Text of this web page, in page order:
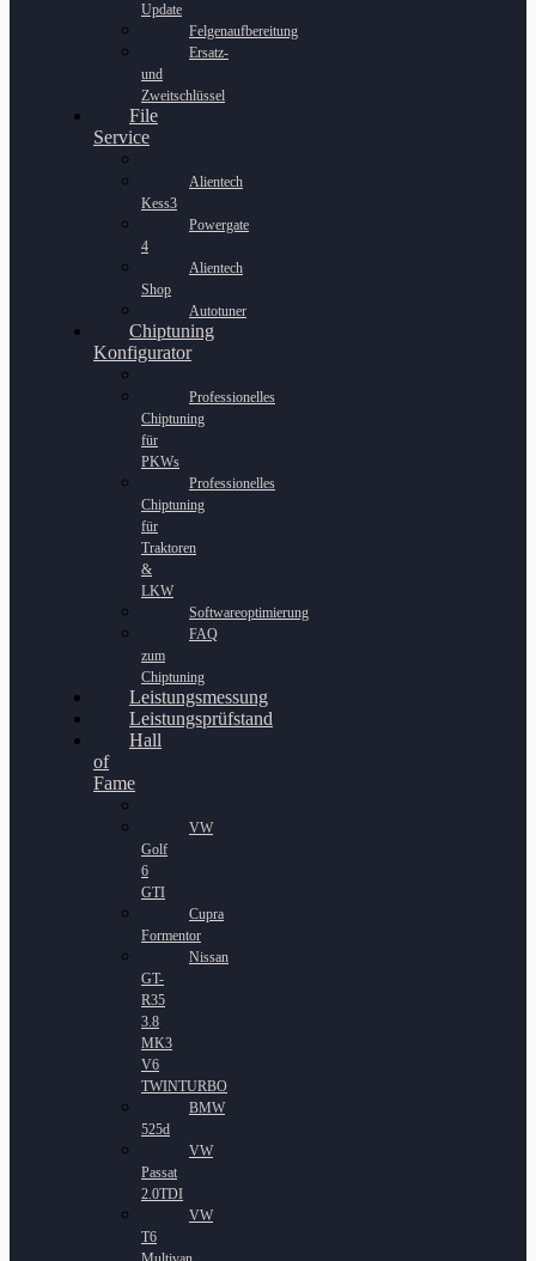
Update
Felgenaufbereitung
Ersatz-
und
Zweitschlüssel
File
Service
Alientech
Kess3
Powergate
4
Alientech
Shop
Autotuner
Chiptuning
Konfigurator
Professionelles
Chiptuning
für
PKWs
Professionelles
Chiptuning
für
Traktoren
&
LKW
Softwareoptimierung
FAQ
zum
Chiptuning
Leistungsmessung
Leistungsprüfstand
Hall
of
Fame
VW
Golf
6
GTI
Cupra
Formentor
Nissan
GT-
R35
3.8
MK3
V6
TWINTURBO
BMW
525d
VW
Passat
2.0TDI
VW
T6